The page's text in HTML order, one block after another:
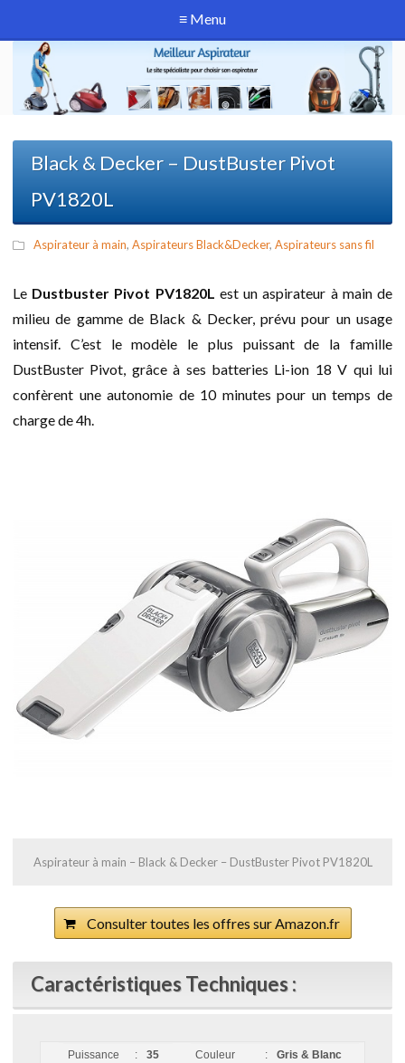
≡ Menu
Black & Decker – DustBuster Pivot
PV1820L
Aspirateur à main, Aspirateurs Black&Decker, Aspirateurs sans fil
Le Dustbuster Pivot PV1820L est un aspirateur à main de
milieu de gamme de Black & Decker, prévu pour un usage
intensif. C’est le modèle le plus puissant de la famille
DustBuster Pivot, grâce à ses batteries Li-ion 18 V qui lui
confèrent une autonomie de 10 minutes pour un temps de
charge de 4h.
Aspirateur à main – Black & Decker – DustBuster Pivot PV1820L
Consulter toutes les offres sur Amazon.fr
Caractéristiques Techniques :
Puissance
:
35
Couleur :
Gris & Blanc